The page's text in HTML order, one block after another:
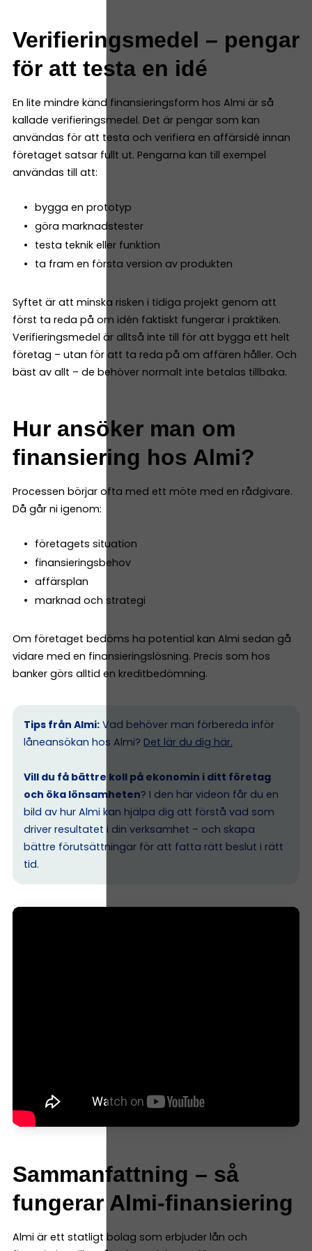
Verifieringsmedel – pengar
för att testa en idé
En lite mindre känd finansieringsform hos Almi är så
kallade verifieringsmedel. Det är pengar som kan
användas för att testa och verifiera en affärsidé innan
företaget satsar fullt ut. Pengarna kan till exempel
användas till att:
bygga en prototyp
göra marknadstester
testa teknik eller funktion
ta fram en första version av produkten
Syftet är att minska risken i tidiga projekt genom att
först ta reda på om idén faktiskt fungerar i praktiken.
Verifieringsmedel är alltså inte till för att bygga ett helt
företag – utan för att ta reda på om affären håller. Och
bäst av allt – de behöver normalt inte betalas tillbaka.
Hur ansöker man om
finansiering hos Almi?
Processen börjar ofta med ett möte med en rådgivare.
Då går ni igenom:
företagets situation
finansieringsbehov
affärsplan
marknad och strategi
Om företaget bedöms ha potential kan Almi sedan gå
vidare med en finansieringslösning. Precis som hos
banker görs alltid en kreditbedömning.
Tips från Almi: Vad behöver man förbereda inför
låneansökan hos Almi? Det lär du dig här.
Vill du få bättre koll på ekonomin i ditt företag
och öka lönsamheten? I den här videon får du en
bild av hur Almi kan hjälpa dig att förstå vad som
driver resultatet i din verksamhet – och skapa
bättre förutsättningar för att fatta rätt beslut i rätt
tid.
Sammanfattning – så
fungerar Almi-finansiering
Almi är ett statligt bolag som erbjuder lån och